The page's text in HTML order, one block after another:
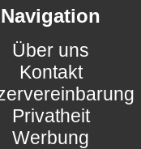
Navigation
Über uns
Kontakt
Privatheit
Werbung